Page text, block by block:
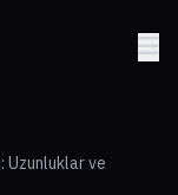
Uzunluklar ve